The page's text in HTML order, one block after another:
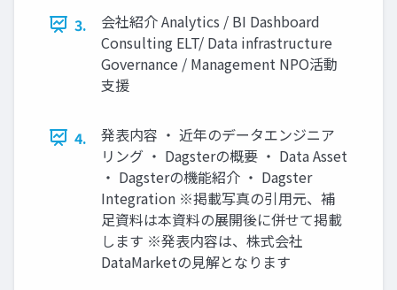
3.
会社紹介 Analytics / BI Dashboard
Consulting ELT/ Data infrastructure
Governance / Management NPO活動
支援
4.
発表内容 ・ 近年のデータエンジニア
リング ・ Dagsterの概要 ・ Data Asset
・ Dagsterの機能紹介 ・ Dagster
Integration ※掲載写真の引用元、補
足資料は本資料の展開後に併せて掲載
します ※発表内容は、株式会社
DataMarketの見解となります